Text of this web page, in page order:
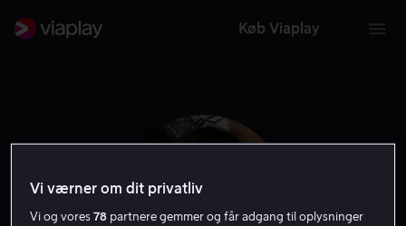
Køb Viaplay
Vi værner om dit privatliv
Vi og vores78 partnere gemmer og får adgang til oplysninger